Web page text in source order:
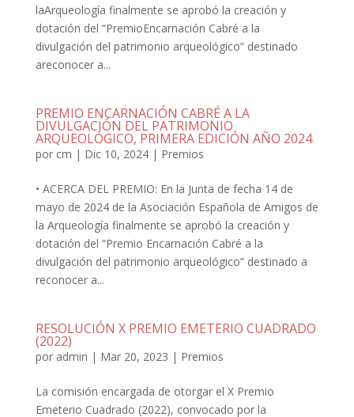
laArqueología finalmente se aprobó la creación y
dotación del “PremioEncarnación Cabré a la
divulgación del patrimonio arqueológico” destinado
areconocer a...
PREMIO ENCARNACIÓN CABRÉ A LA
DIVULGACIÓN DEL PATRIMONIO
ARQUEOLÓGICO, PRIMERA EDICIÓN AÑO 2024
por cm | Dic 10, 2024| Premios
• ACERCA DEL PREMIO: En la Junta de fecha 14 de
mayo de 2024 de la Asociación Española de Amigos de
la Arqueología finalmente se aprobó la creación y
dotación del “Premio Encarnación Cabré a la
divulgación del patrimonio arqueológico” destinado a
reconocer a...
RESOLUCIÓN X PREMIO EMETERIO CUADRADO
(2022)
por admin | Mar 20, 2023 | Premios
La comisión encargada de otorgar el X Premio
Emeterio Cuadrado (2022), convocado por la